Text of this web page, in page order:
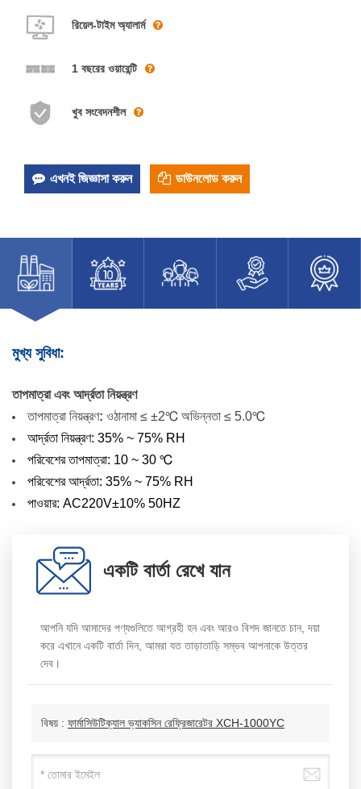
রিয়েল-টাইম অ্যালার্ম
1 বছরের ওয়ারেন্টি
খুব সংবেদনশীল
এখনই জিজ্ঞাসা করুন ডাউনলোড করুন
মুখ্য সুবিধা:
তাপমাত্রা এবং আর্দ্রতা নিয়ন্ত্রণ
তাপমাত্রা নিয়ন্ত্রণ: ওঠানামা ≤ ±2℃ অভিন্নতা ≤ 5.0℃
আর্দ্রতা নিয়ন্ত্রণ: 35% ~ 75% RH
পরিবেশের তাপমাত্রা: 10 ~ 30 ℃
পরিবেশের আর্দ্রতা: 35% ~ 75% RH
পাওয়ার: AC220V±10% 50HZ
একটি বার্তা রেখে যান
আপনি যদি আমাদের পণ্যগুলিতে আগ্রহী হন এবং আরও বিশদ জানতে চান, দয়া
করে এখানে একটি বার্তা দিন, আমরা যত তাড়াতাড়ি সম্ভব আপনাকে উত্তর
দেব।
বিষয় : ফার্মাসিউটিক্যাল ভ্যাকসিন রেফ্রিজারেটর XCH-1000YC